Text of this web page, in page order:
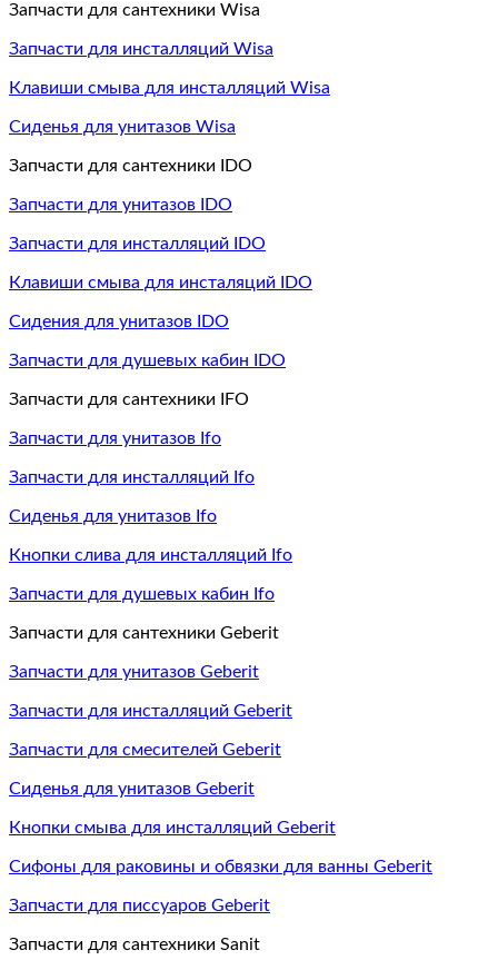
Запчасти для сантехники Wisa
Запчасти для инсталляций Wisa
Клавиши смыва для инсталляций Wisa
Сиденья для унитазов Wisa
Запчасти для сантехники IDO
Запчасти для унитазов IDO
Запчасти для инсталляций IDO
Клавиши смыва для инсталяций IDO
Сидения для унитазов IDO
Запчасти для душевых кабин IDO
Запчасти для сантехники IFO
Запчасти для унитазов Ifo
Запчасти для инсталляций Ifo
Сиденья для унитазов Ifo
Кнопки слива для инсталляций Ifo
Запчасти для душевых кабин Ifo
Запчасти для сантехники Geberit
Запчасти для унитазов Geberit
Запчасти для инсталляций Geberit
Запчасти для смесителей Geberit
Сиденья для унитазов Geberit
Кнопки смыва для инсталляций Geberit
Сифоны для раковины и обвязки для ванны Geberit
Запчасти для писсуаров Geberit
Запчасти для сантехники Sanit